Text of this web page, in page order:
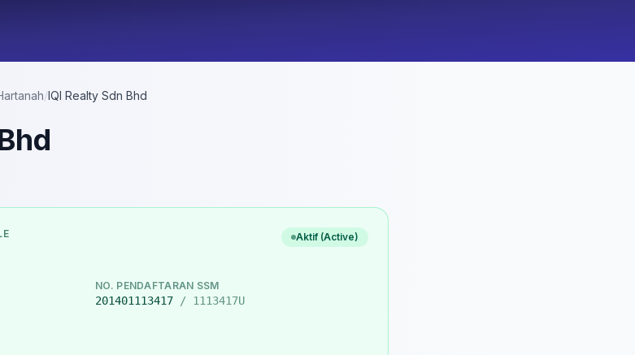
/IQI Realty Sdn Bhd
Aktif (Active)
NO. PENDAFTARAN SSM
201401113417 / 1113417U